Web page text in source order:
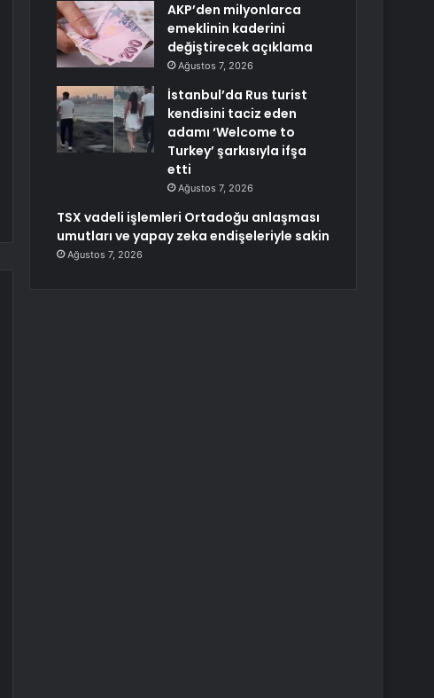
AKP’den milyonlarca
emeklinin kaderini
değiştirecek açıklama
Ağustos 7, 2026
İstanbul’da Rus turist
kendisini taciz eden
adamı ‘Welcome to
Turkey’ şarkısıyla ifşa
etti
Ağustos 7, 2026
TSX vadeli işlemleri Ortadoğu anlaşması
umutları ve yapay zeka endişeleriyle sakin
Ağustos 7, 2026